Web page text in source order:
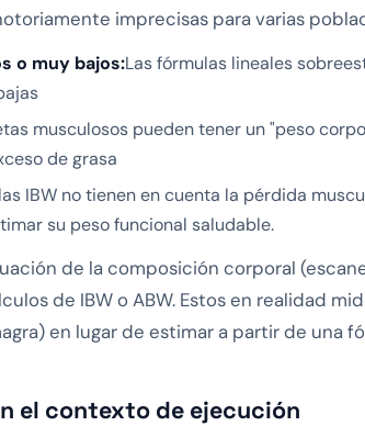
imprecisas para varias
o muy bajos:Las fórmulas lineales
musculosos pueden tener un "peso
de grasa
IBW no tienen en cuenta la pérdida
su peso funcional saludable.
de la composición corporal
de IBW o ABW. Estos en realidad
en lugar de estimar a partir de una
el contexto de ejecución